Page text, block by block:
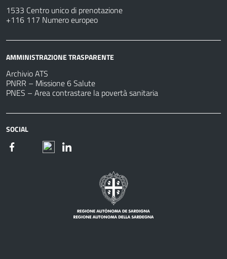
1533 Centro unico di prenotazione
+116 117 Numero europeo
AMMINISTRAZIONE TRASPARENTE
Archivio ATS
PNRR – Missione 6 Salute
PNES – Area contrastare la povertà sanitaria
SOCIAL